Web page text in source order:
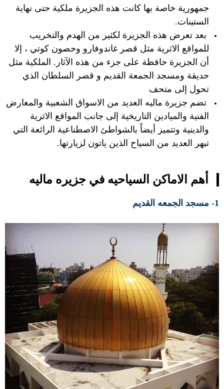
جمهورية خاصة بها كانت هذه الجزيرة ملكية حتى نهاية
الستينات.
بعد تعرض هذه الجزيرة لكثير من الهدم والتخريب
للمواقع الاثرية مثل قصر غاندوفارو وحصون كوتي ، إلا
أن الجزيرة حافظة على جزء من هذه الآثار. الملكية مثل
حديقة ومسجد الجمعة القديم و قصر السلطان الذي
تحول إلى متحف
تضم جزيرة ماليه العديد من الاسواق الشعبية والمعارض
الفنية والميادين التاريخية إلى جانب المواقع الاثرية
والدينية وتتميز أيضاً بالشواطئ الاصطناعية الرائعة التي
تبهر العديد من السياح الذين ياتون لزيارتها.
أهم الاماكن السياحيه في جزيره ماليه
1- مسجد الجمعه القديم